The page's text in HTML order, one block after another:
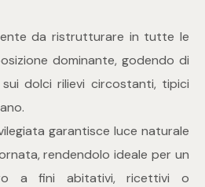
da ristrutturare in tutte le
dominante, godendo di
dolci rilievi circostanti, tipici
garantisce luce naturale
rendendolo ideale per un
a fini abitativi, ricettivi o